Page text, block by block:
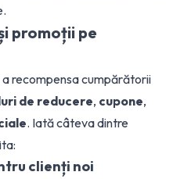
promoții pe
recompensa cumpărătorii
de reducere, cupone,
. Iată câteva dintre
clienți noi